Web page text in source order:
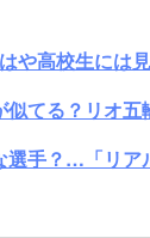
や高校生には
てる？リオ五
手？…「リア